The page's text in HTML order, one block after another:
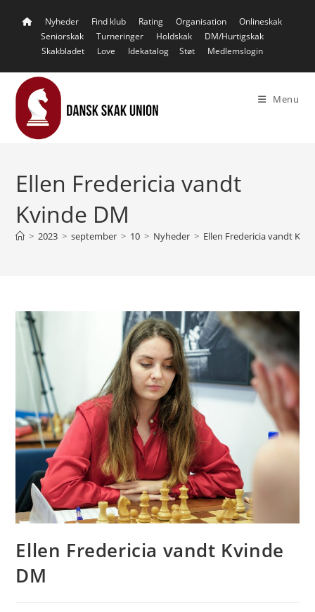
Nyheder Find klub Rating Organisation
Onlineskak
Seniorskak
Turneringer Holdskak
DM/Hurtigskak
Skakbladet
Love Idekatalog Støt Medlemslogin
Menu
Ellen Fredericia vandt
Kvinde DM
> 2023 > september > 10 > Nyheder > Ellen Fredericia vandt
Ellen Fredericia vandt Kvinde
DM